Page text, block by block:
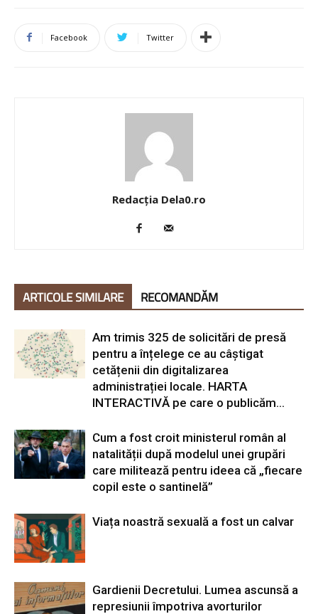
Facebook Twitter
Redacția Dela0.ro
ARTICOLE SIMILARE RECOMANDĂM
Am trimis 325 de solicitări de presă
pentru a înțelege ce au câștigat
cetățenii din digitalizarea
administrației locale. HARTA
INTERACTIVĂ pe care o publicăm...
Cum a fost croit ministerul român al
natalității după modelul unei grupări
care militează pentru ideea că „fiecare
copil este o santinelă”
Viața noastră sexuală a fost un calvar
Gardienii Decretului. Lumea ascunsă a
represiunii împotriva avorturilor